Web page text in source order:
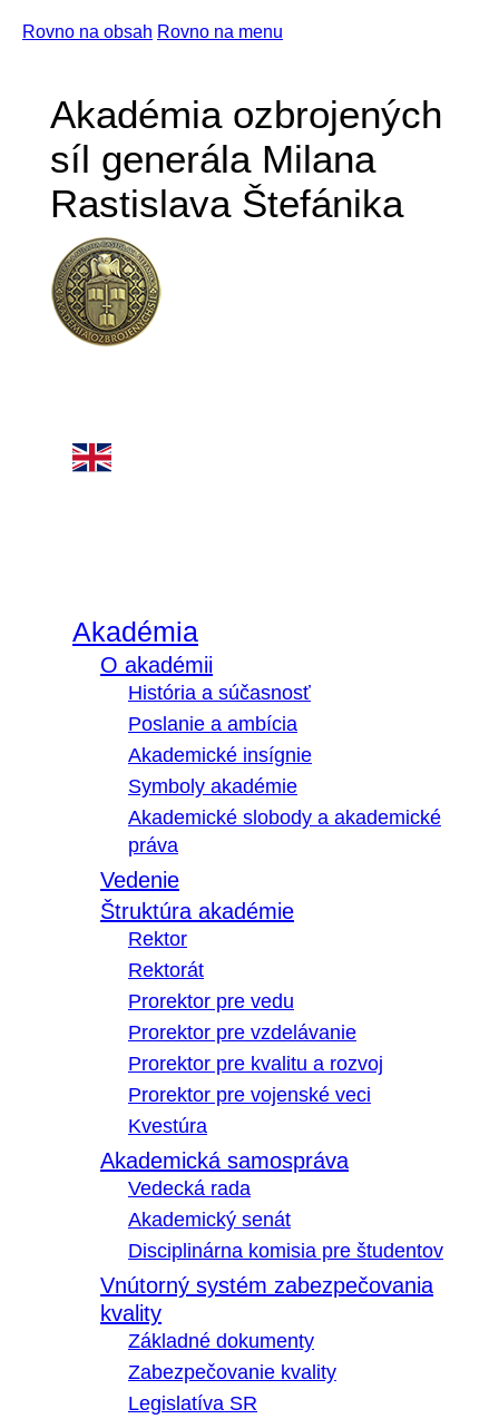
Rovno na obsah Rovno na menu
Akadémia ozbrojených
síl generála Milana
Rastislava Štefánika
Akadémia
O akadémii
História a súčasnosť
Poslanie a ambícia
Akademické insígnie
Symboly akadémie
Akademické slobody a akademické
práva
Vedenie
Štruktúra akadémie
Rektor
Rektorát
Prorektor pre vedu
Prorektor pre vzdelávanie
Prorektor pre kvalitu a rozvoj
Prorektor pre vojenské veci
Kvestúra
Akademická samospráva
Vedecká rada
Akademický senát
Disciplinárna komisia pre študentov
Vnútorný systém zabezpečovania
kvality
Základné dokumenty
Zabezpečovanie kvality
Legislatíva SR